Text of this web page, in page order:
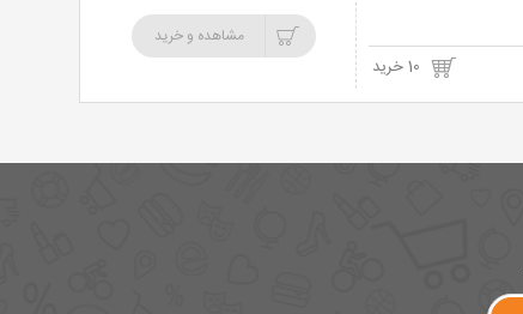
مشاهده و خرید